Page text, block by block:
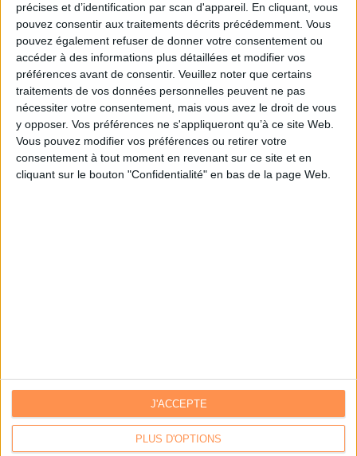
précises et d’identification par scan d'appareil. En cliquant, vous
pouvez consentir aux traitements décrits précédemment. Vous
pouvez également refuser de donner votre consentement ou
accéder à des informations plus détaillées et modifier vos
préférences avant de consentir. Veuillez noter que certains
traitements de vos données personnelles peuvent ne pas
nécessiter votre consentement, mais vous avez le droit de vous
y opposer. Vos préférences ne s'appliqueront qu’à ce site Web.
Vous pouvez modifier vos préférences ou retirer votre
consentement à tout moment en revenant sur ce site et en
cliquant sur le bouton "Confidentialité" en bas de la page Web.
PLUS D'OPTIONS
J'ACCEPTE
Je m'inscris pour commenter les articles
ou déposer mon CV
Je m'inscris sur Archimag.com
Communiquer avec Archimag|Communiquer avec ACE